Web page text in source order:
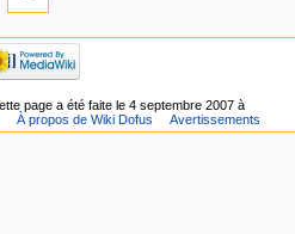
page a été faite le 4 septembre 2007 à
À propos de Wiki Dofus Avertissements